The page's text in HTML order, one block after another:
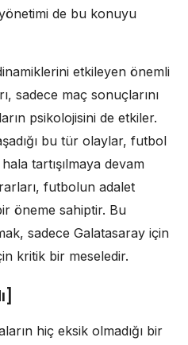
de bu konuyu
etkileyen önemli
sadece maç sonuçlarını
psikolojisini de etkiler.
bu tür olaylar, futbol
tartışılmaya devam
futbolun adalet
öneme sahiptir. Bu
sadece Galatasaray için
kritik bir meseledir.
hiç eksik olmadığı bir